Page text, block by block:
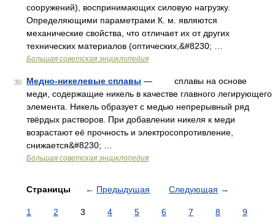
сооружений), воспринимающих силовую нагрузку.
Определяющими параметрами К. м. являются
механические свойства, что отличает их от других
технических материалов (оптических,&#8230; …
Большая советская энциклопедия
30 Медно-никелевые сплавы — сплавы на основе
меди, содержащие никель в качестве главного легирующего
элемента. Никель образует с медью непрерывный ряд
твёрдых растворов. При добавлении никеля к меди
возрастают её прочность и электросопротивление,
снижается&#8230; …
Большая советская энциклопедия
Страницы ← Предыдущая Следующая →
1 2 3 4 5 6 7 8
9